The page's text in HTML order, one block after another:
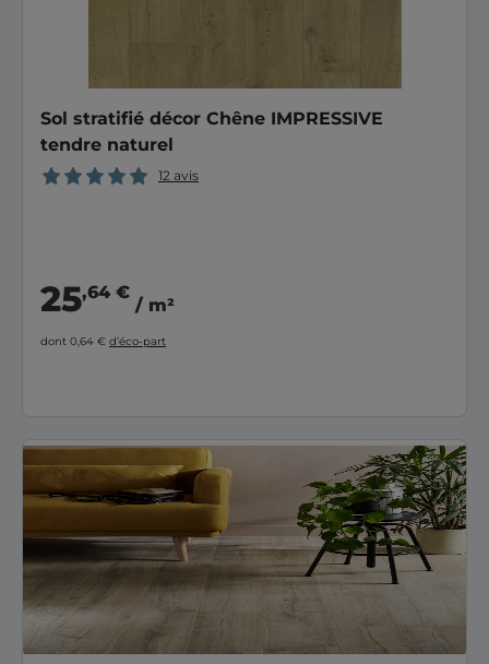
Sol stratifié décor Chêne IMPRESSIVE
tendre naturel
12 avis
25,64 €
/ m²
dont 0,64 € d’éco-part